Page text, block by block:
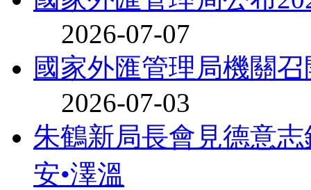
2026-07-07
國家外匯管理局機關
2026-07-03
朱鶴新局長會見德意
安•澤溫